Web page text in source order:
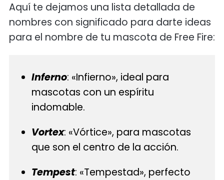
Aquí te dejamos una lista detallada de
nombres con significado para darte ideas
para el nombre de tu mascota de Free Fire:
Inferno: «Infierno», ideal para
mascotas con un espíritu
indomable.
Vortex: «Vórtice», para mascotas
que son el centro de la acción.
Tempest: «Tempestad», perfecto